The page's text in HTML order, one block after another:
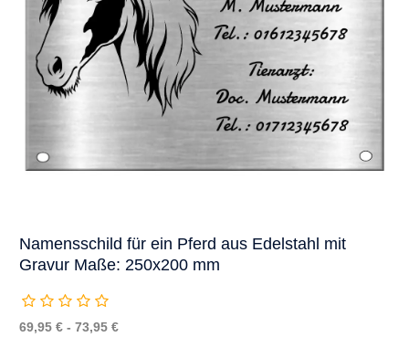
Namensschild für ein Pferd aus Edelstahl mit
Gravur Maße: 250x200 mm
69,95 € - 73,95 €